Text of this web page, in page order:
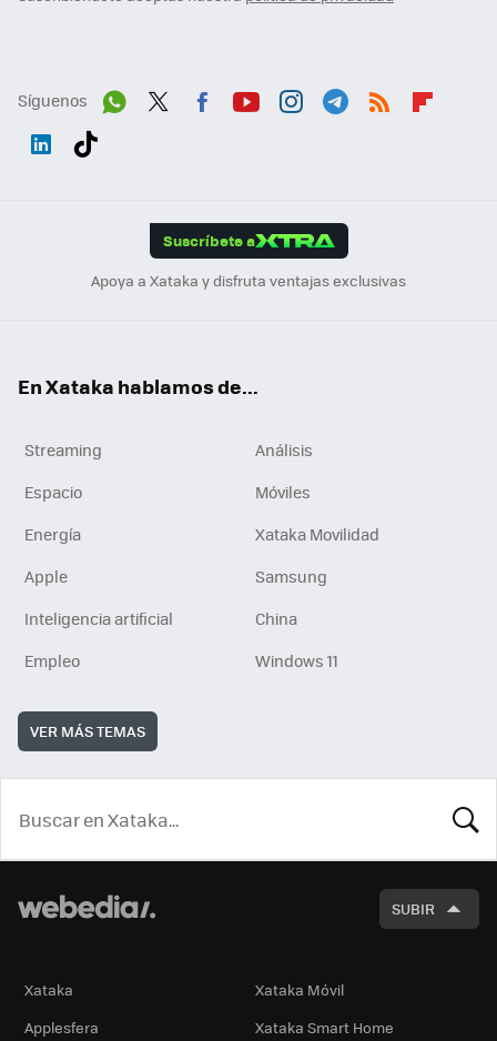
Síguenos
Suscríbete a
Apoya a Xataka y disfruta ventajas exclusivas
En Xataka hablamos de...
Streaming
Análisis
Espacio
Móviles
Energía
Xataka Movilidad
Apple
Samsung
Inteligencia artificial
China
Empleo
Windows 11
VER MÁS TEMAS
SUBIR
Xataka
Xataka Móvil
Applesfera
Xataka Smart Home